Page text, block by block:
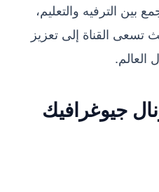
بين الترفيه والتعليم،
تسعى القناة إلى تعزيز
العالم.
جيوغرافيك